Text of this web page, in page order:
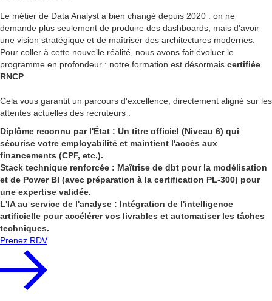
Le métier de Data Analyst a bien changé depuis 2020 : on ne
demande plus seulement de produire des dashboards, mais d'avoir
une vision stratégique et de maîtriser des architectures modernes.
Pour coller à cette nouvelle réalité, nous avons fait évoluer le
programme en profondeur : notre formation est désormais certifiée
RNCP
Cela vous garantit un parcours d'excellence, directement aligné sur les
attentes actuelles des recruteurs :
Diplôme reconnu par l'État : Un titre officiel (Niveau 6) qui
sécurise votre employabilité et maintient l'accès aux
financements (CPF, etc.).
Stack technique renforcée : Maîtrise de dbt pour la modélisation
et de Power BI (avec préparation à la certification PL-300) pour
une expertise validée.
L'IA au service de l'analyse : Intégration de l'intelligence
artificielle pour accélérer vos livrables et automatiser les tâches
techniques.
Prenez RDV